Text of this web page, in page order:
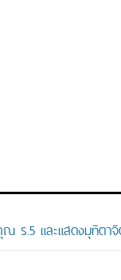
ร.5 และแสดงมุทิตา